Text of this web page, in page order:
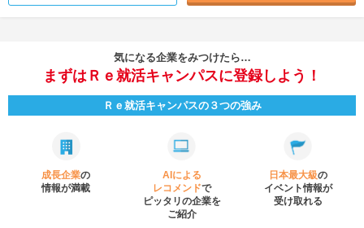
気になる企業をみつけたら…
まずはＲｅ就活キャンパスに登録しよう！
Ｒｅ就活キャンパスの３つの強み
成長企業の
情報が満載
AIによる
レコメンドで
ピッタリの企業を
ご紹介
日本最大級の
イベント情報が
受け取れる